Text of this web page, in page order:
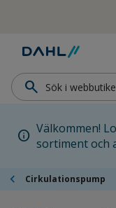
Hoppa till
search
info Välkommen!
sortiment och
chevron_left Cirkulationspump